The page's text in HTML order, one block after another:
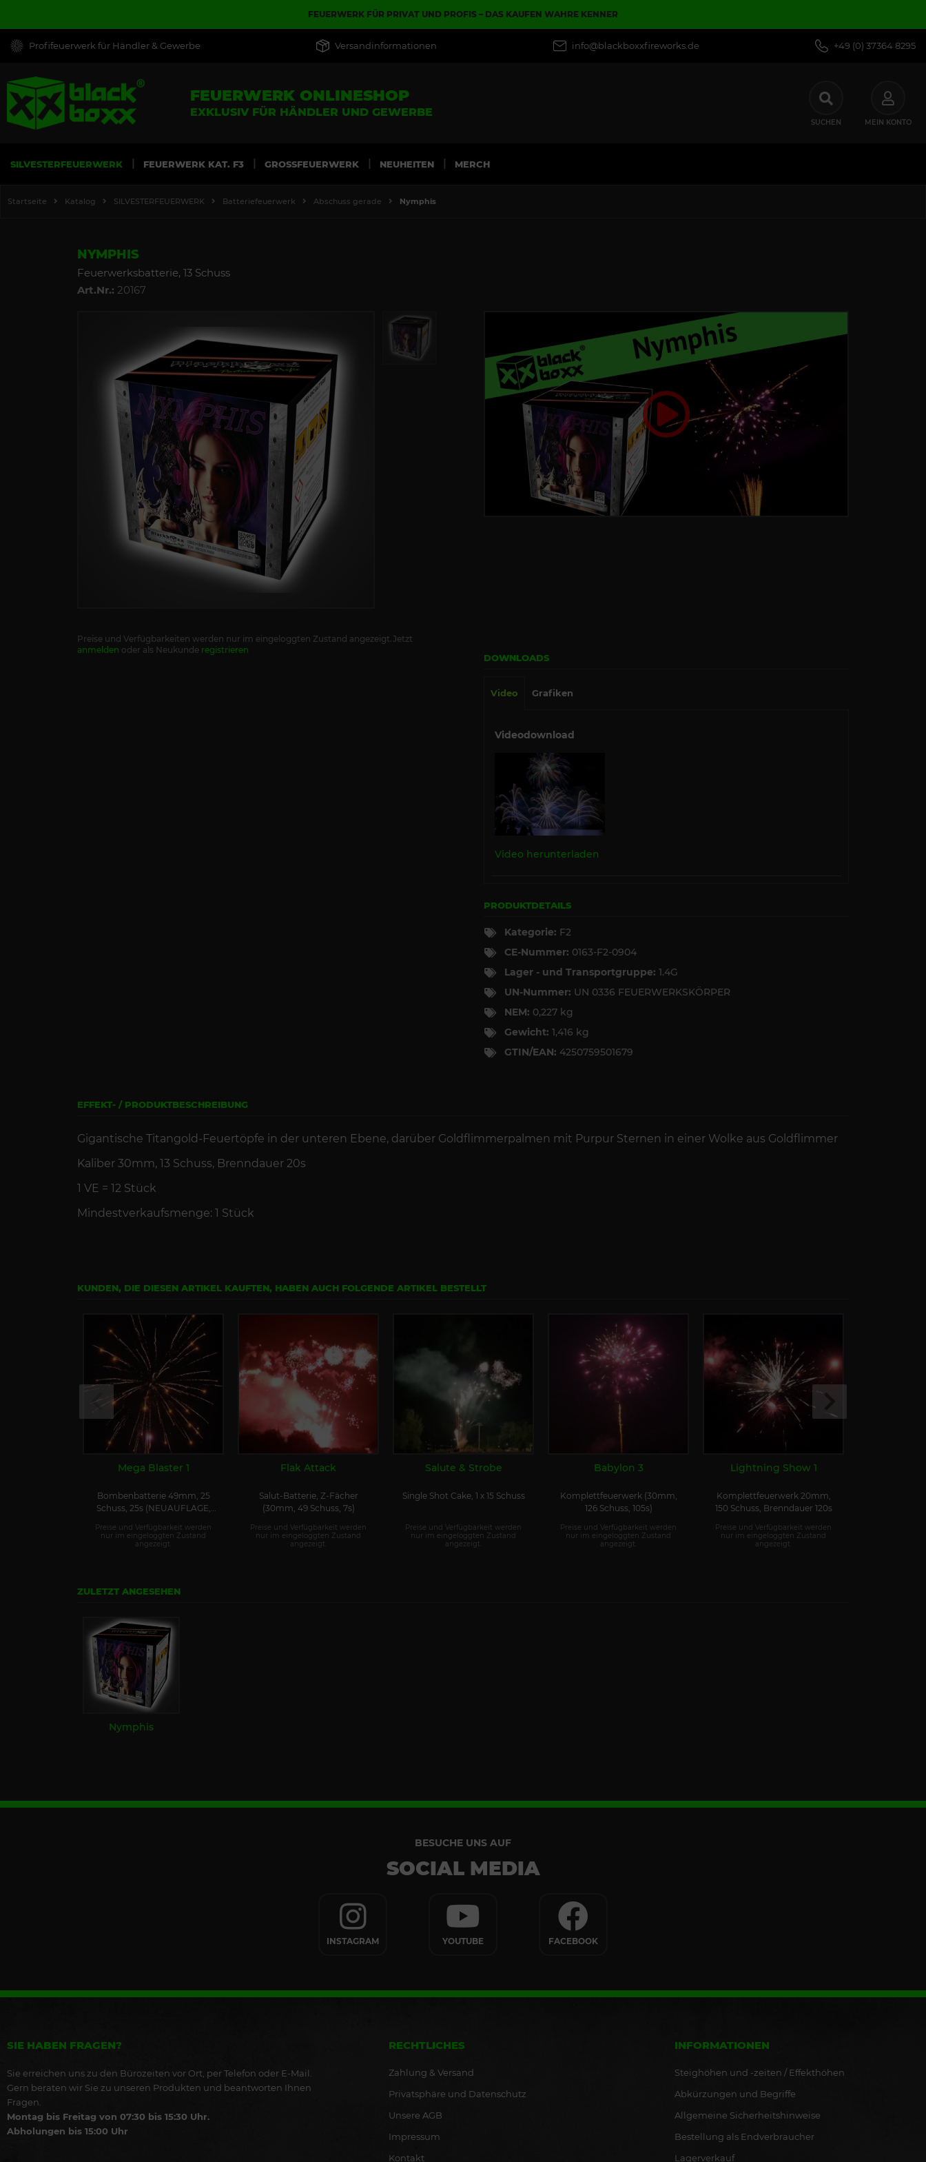
FEUERWERK FÜR PRIVAT UND PROFIS – DAS KAUFEN WAHRE KENNER
Profifeuerwerk für Händler & Gewerbe Versandinformationen info@blackboxxfireworks.de +49 (0) 37364 8295
FEUERWERK ONLINESHOP
EXKLUSIV FÜR HÄNDLER UND GEWERBE
SUCHEN MEIN KONTO
SILVESTERFEUERWERK FEUERWERK KAT. F3 GROSSFEUERWERK NEUHEITEN MERCH
Startseite Katalog SILVESTERFEUERWERK Batteriefeuerwerk Abschuss gerade Nymphis
NYMPHIS
Feuerwerksbatterie, 13 Schuss
Art.Nr.: 20167
Preise und Verfügbarkeiten werden nur im eingeloggten Zustand angezeigt.Jetzt
anmelden oder als Neukunde registrieren
DOWNLOADS
Video Grafiken
Videodownload
Video herunterladen
PRODUKTDETAILS
Kategorie: F2
CE-Nummer: 0163-F2-0904
Lager - und Transportgruppe: 1.4G
UN-Nummer: UN 0336 FEUERWERKSKÖRPER
NEM: 0,227 kg
Gewicht: 1,416 kg
GTIN/EAN: 4250759501679
EFFEKT- / PRODUKTBESCHREIBUNG
Gigantische Titangold-Feuertöpfe in der unteren Ebene, darüber Goldflimmerpalmen mit Purpur Sternen in einer Wolke aus Goldflimmer
Kaliber 30mm, 13 Schuss, Brenndauer 20s
1 VE = 12 Stück
Mindestverkaufsmenge: 1 Stück
KUNDEN, DIE DIESEN ARTIKEL KAUFTEN, HABEN AUCH FOLGENDE ARTIKEL BESTELLT
Mega Blaster 1
Bombenbatterie 49mm, 25
Schuss, 25s (NEUAUFLAGE,
Preise und Verfügbarkeit werden
nur im eingeloggten Zustand
angezeigt.
Flak Attack
Salut-Batterie, Z-Fächer
(30mm, 49 Schuss, 7s)
Preise und Verfügbarkeit werden
nur im eingeloggten Zustand
angezeigt.
Salute & Strobe
Single Shot Cake, 1 x 15 Schuss
Preise und Verfügbarkeit werden
nur im eingeloggten Zustand
angezeigt.
Babylon 3
Komplettfeuerwerk (30mm,
126 Schuss, 105s)
Preise und Verfügbarkeit werden
nur im eingeloggten Zustand
angezeigt.
Lightning Show 1
Komplettfeuerwerk 20mm,
150 Schuss, Brenndauer 120s
Preise und Verfügbarkeit werden
nur im eingeloggten Zustand
angezeigt.
ZULETZT ANGESEHEN
Nymphis
BESUCHE UNS AUF
SOCIAL MEDIA
INSTAGRAM YOUTUBE FACEBOOK
SIE HABEN FRAGEN?
Sie erreichen uns zu den Bürozeiten vor Ort, per Telefon oder E-Mail.
Gern beraten wir Sie zu unseren Produkten und beantworten Ihnen
Fragen.
Montag bis Freitag von 07:30 bis 15:30 Uhr.
Abholungen bis 15:00 Uhr
RECHTLICHES
Zahlung & Versand
Privatsphäre und Datenschutz
Unsere AGB
Impressum
Kontakt
INFORMATIONEN
Steighöhen und -zeiten / Effekthöhen
Abkürzungen und Begriffe
Allgemeine Sicherheitshinweise
Bestellung als Endverbraucher
Lagerverkauf